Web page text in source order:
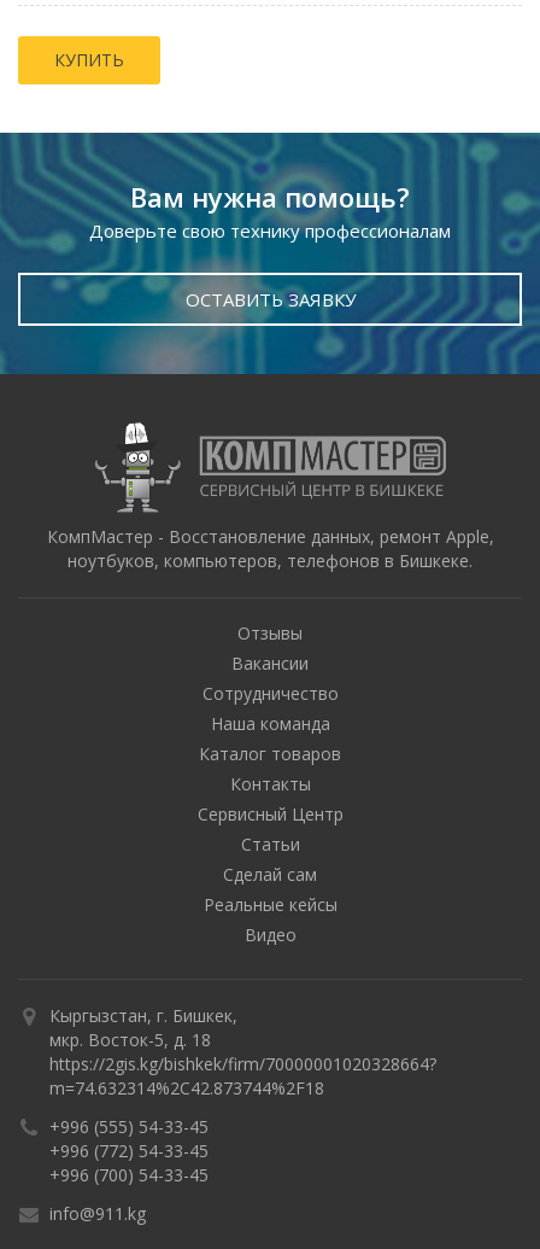
КУПИТЬ
Вам нужна помощь?
Доверьте свою технику профессионалам
ОСТАВИТЬ ЗАЯВКУ
КомпМастер - Восстановление данных, ремонт Apple,
ноутбуков, компьютеров, телефонов в Бишкеке.
Отзывы
Вакансии
Сотрудничество
Наша команда
Каталог товаров
Контакты
Сервисный Центр
Статьи
Сделай сам
Реальные кейсы
Видео
Кыргызстан, г. Бишкек,
мкр. Восток-5, д. 18
https://2gis.kg/bishkek/firm/70000001020328664?
m=74.632314%2C42.873744%2F18
+996 (555) 54-33-45
+996 (772) 54-33-45
+996 (700) 54-33-45
info@911.kg